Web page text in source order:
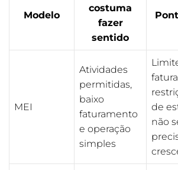
Modelo
costuma
fazer
sentido
MEI
Atividades
permitidas,
baixo
faturamento
e operação
simples
de
não